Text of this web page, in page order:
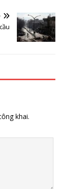
khai.